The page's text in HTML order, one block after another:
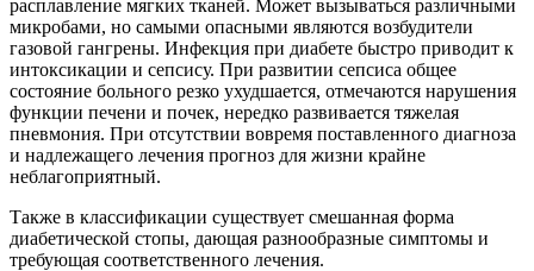
расплавление мягких тканей. Может вызываться различными
микробами, но самыми опасными являются возбудители
газовой гангрены. Инфекция при диабете быстро приводит к
интоксикации и сепсису. При развитии сепсиса общее
состояние больного резко ухудшается, отмечаются нарушения
функции печени и почек, нередко развивается тяжелая
пневмония. При отсутствии вовремя поставленного диагноза
и надлежащего лечения прогноз для жизни крайне
неблагоприятный.
Также в классификации существует смешанная форма
диабетической стопы, дающая разнообразные симптомы и
требующая соответственного лечения.